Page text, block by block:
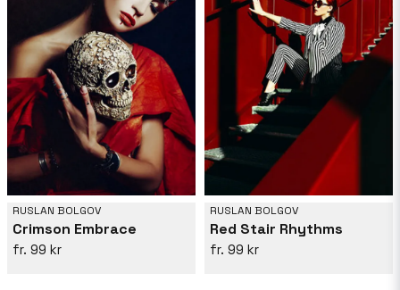
RUSLAN BOLGOV
Crimson Embrace
99 kr
RUSLAN BOLGOV
Red Stair Rhythms
99 kr